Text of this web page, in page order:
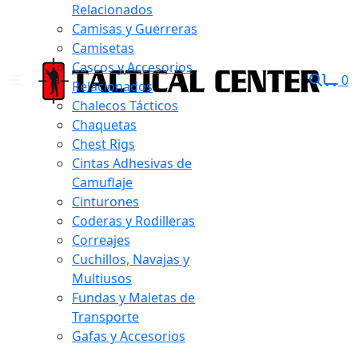
Relacionados
Camisas y Guerreras
Camisetas
Cascos y Accesorios
Relacionados
Chalecos Tácticos
Chaquetas
Chest Rigs
Cintas Adhesivas de
Camuflaje
Cinturones
Coderas y Rodilleras
Correajes
Cuchillos, Navajas y
Multiusos
Fundas y Maletas de
Transporte
Gafas y Accesorios
0